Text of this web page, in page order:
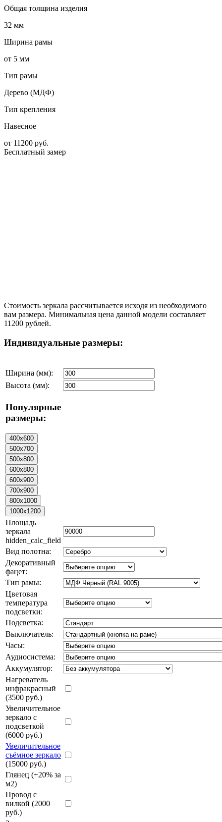
Общая толщина изделия
32 мм
Ширина рамы
от 5 мм
Тип рамы
Дерево (МДФ)
Тип крепления
Навесное
от 11200 руб.
Бесплатный замер
Стоимость зеркала рассчитывается исходя из необходимого
вам размера. Минимальная цена данной модели составляет
11200 рублей.
Индивидуальные размеры:
Ширина (мм):
Высота (мм):
Популярные
размеры:
Площадь
зеркала
hidden_calc_field
Вид полотна:
Декоративный
фацет:
Тип рамы:
Цветовая
температура
подсветки:
Подсветка:
Выключатель:
Часы:
Аудиосистема:
Аккумулятор:
Нагреватель
инфракрасный
(3500 руб.)
Увеличительное
зеркало с
подсветкой
(6000 руб.)
Увеличительное
съёмное зеркало
(15000 руб.)
Глянец (+20% за
м2)
Провод с
вилкой (2000
руб.)